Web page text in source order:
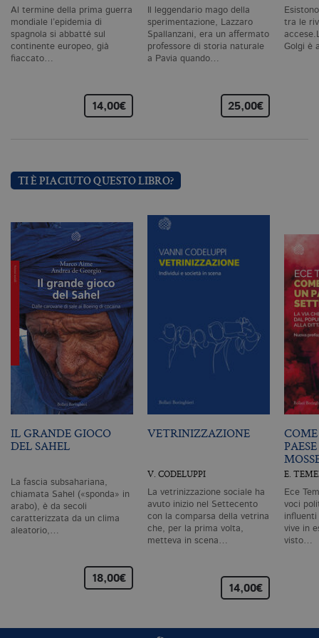
Al termine della prima guerra
mondiale l’epidemia di
spagnola si abbatté sul
continente europeo, già
fiaccato…
14,00€
Il leggendario mago della
sperimentazione, Lazzaro
Spallanzani, era un affermato
professore di storia naturale
a Pavia quando…
25,00€
tra le
Golgi è
TI È PIACIUTO QUESTO LIBRO?
IL GRANDE GIOCO
DEL SAHEL
La fascia subsahariana,
chiamata Sahel («sponda» in
arabo), è da secoli
caratterizzata da un clima
aleatorio,…
18,00€
VETRINIZZAZIONE
V. CODELUPPI
La vetrinizzazione sociale ha
avuto inizio nel Settecento
con la comparsa della vetrina
che, per la prima volta,
metteva in scena…
14,00€
E.
Ece
voci
influenti
vive in
visto…
il
_ga
.bollatiboringhieri.it
1 giorno
è